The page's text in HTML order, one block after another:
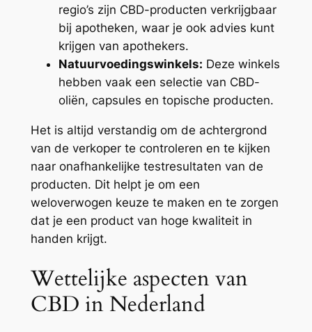
regio’s zijn CBD-producten verkrijgbaar
bij apotheken, waar je ook advies kunt
krijgen van apothekers.
Natuurvoedingswinkels: Deze winkels
hebben vaak een selectie van CBD-
oliën, capsules en topische producten.
Het is altijd verstandig om de achtergrond
van de verkoper te controleren en te kijken
naar onafhankelijke testresultaten van de
producten. Dit helpt je om een
weloverwogen keuze te maken en te zorgen
dat je een product van hoge kwaliteit in
handen krijgt.
Wettelijke aspecten van
CBD in Nederland